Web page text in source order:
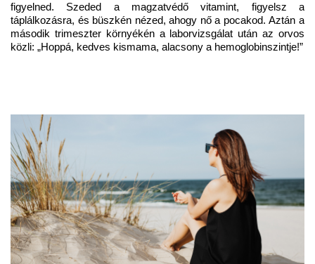
figyelned. Szeded a magzatvédő vitamint, figyelsz a
táplálkozásra, és büszkén nézed, ahogy nő a pocakod. Aztán a
második trimeszter környékén a laborvizsgálat után az orvos
közli: „Hoppá, kedves kismama, alacsony a hemoglobinszintje!”